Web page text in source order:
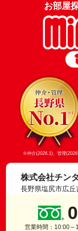
お部屋
※仲介(2026.1)、管理
株式会社チン
長野県塩尻市広
営業時間：10:00～